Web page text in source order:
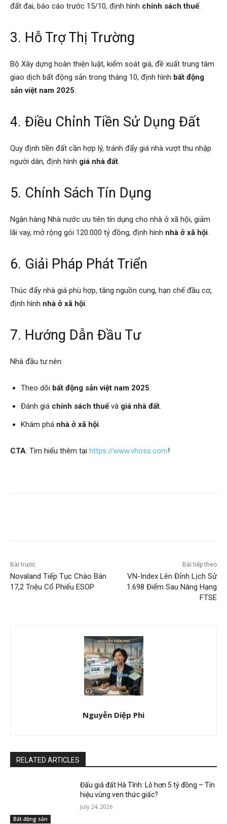
đất đai, báo cáo trước 15/10, định hình chính sách thuế.
3. Hỗ Trợ Thị Trường
Bộ Xây dựng hoàn thiện luật, kiểm soát giá, đề xuất trung tâm
giao dịch bất động sản trong tháng 10, định hình bất động
sản việt nam 2025.
4. Điều Chỉnh Tiền Sử Dụng Đất
Quy định tiền đất cần hợp lý, tránh đẩy giá nhà vượt thu nhập
người dân, định hình giá nhà đất.
5. Chính Sách Tín Dụng
Ngân hàng Nhà nước ưu tiên tín dụng cho nhà ở xã hội, giảm
lãi vay, mở rộng gói 120.000 tỷ đồng, định hình nhà ở xã hội.
6. Giải Pháp Phát Triển
Thúc đẩy nhà giá phù hợp, tăng nguồn cung, hạn chế đầu cơ,
định hình nhà ở xã hội.
7. Hướng Dẫn Đầu Tư
Nhà đầu tư nên:
Theo dõi bất động sản việt nam 2025.
Đánh giá chính sách thuếvà giá nhà đất.
Khám phá nhà ở xã hội.
CTA: Tìm hiểu thêm tại https://www.vhoss.com!
Bài trước
Novaland Tiếp Tục Chào Bán
17,2 Triệu Cổ Phiếu ESOP
Bài tiếp theo
VN-Index Lên Đỉnh Lịch Sử
1.698 Điểm Sau Nâng Hạng
FTSE
Nguyễn Diệp Phi
RELATED ARTICLES
Bất động sản
Đấu giá đất Hà Tĩnh: Lô hơn 5 tỷ đồng – Tín
hiệu vùng ven thức giấc?
July 24, 2026